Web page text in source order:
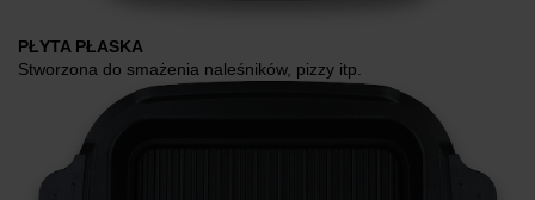
PŁYTA PŁASKA
Stworzona do smażenia naleśników, pizzy itp.